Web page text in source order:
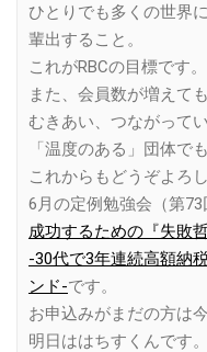
ひとりでも多くの世界
輩出すること。
これがRBCの目標です。
また、会員数が増えて
むきあい、つながって
「温度のある」団体で
これからもどうぞよろ
6月の定例勉強会（第73
成功するための『失敗哲
-30代で3年連続高額納
ンド-です。
お申込みがまだの方は
明日ははちすくんです